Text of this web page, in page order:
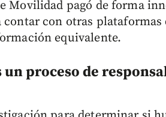
Movilidad pagó de forma
contar con otras
equivalente.
un proceso de